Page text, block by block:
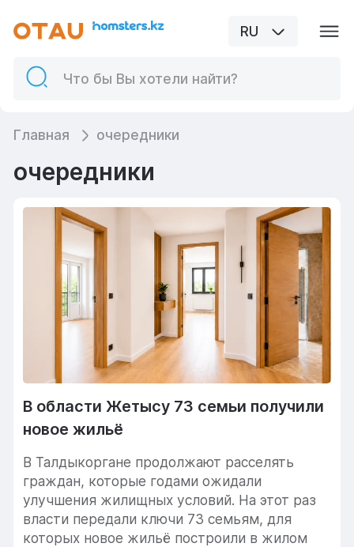
RU
Главная очередники
очередники
В области Жетысу 73 семьи получили
новое жильё
В Талдыкоргане продолжают расселять
граждан, которые годами ожидали
улучшения жилищных условий. На этот раз
власти передали ключи 73 семьям, для
которых новое жильё построили в жилом